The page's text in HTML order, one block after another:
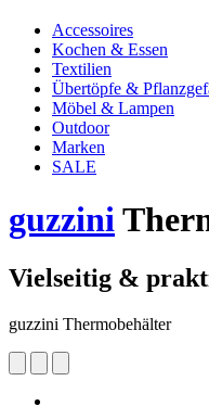
Accessoires
Kochen & Essen
Textilien
Übertöpfe &
Möbel & Lampen
Outdoor
Marken
SALE
guzzini
Vielseitig &
guzzini Thermobehälter